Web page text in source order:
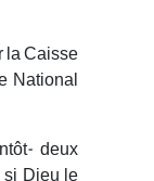
la Caisse
National
deux
si Dieu le